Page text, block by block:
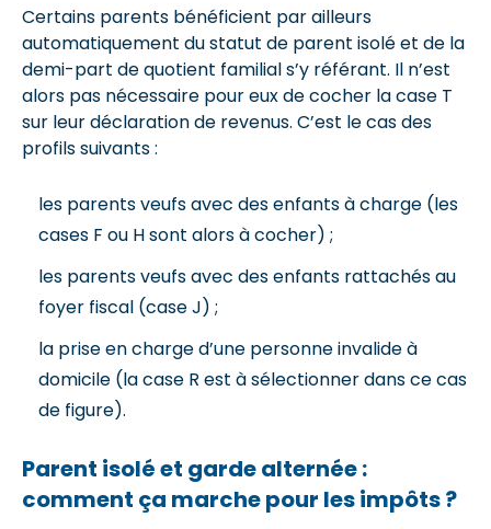
Certains parents bénéficient par ailleurs
automatiquement du statut de parent isolé et de la
demi-part de quotient familial s’y référant. Il n’est
alors pas nécessaire pour eux de cocher la case T
sur leur déclaration de revenus. C’est le cas des
profils suivants :
les parents veufs avec des enfants à charge (les
cases F ou H sont alors à cocher) ;
les parents veufs avec des enfants rattachés au
foyer fiscal (case J) ;
la prise en charge d’une personne invalide à
domicile (la case R est à sélectionner dans ce cas
de figure).
Parent isolé et garde alternée :
comment ça marche pour les impôts ?